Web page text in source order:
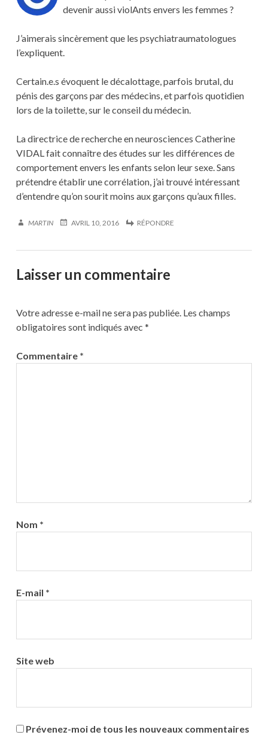
devenir aussi violAnts envers les femmes ?
J’aimerais sincèrement que les psychiatraumatologues
l’expliquent.
Certain.e.s évoquent le décalottage, parfois brutal, du
pénis des garçons par des médecins, et parfois quotidien
lors de la toilette, sur le conseil du médecin.
La directrice de recherche en neurosciences Catherine
VIDAL fait connaître des études sur les différences de
comportement envers les enfants selon leur sexe. Sans
prétendre établir une corrélation, j’ai trouvé intéressant
d’entendre qu’on sourit moins aux garçons qu’aux filles.
MARTIN AVRIL 10, 2016 RÉPONDRE
Laisser un commentaire
Votre adresse e-mail ne sera pas publiée. Les champs
obligatoires sont indiqués avec *
Commentaire *
Nom *
E-mail *
Site web
Prévenez-moi de tous les nouveaux commentaires